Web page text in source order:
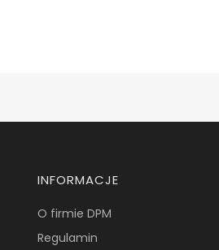
INFORMACJE
O firmie DPM
Regulamin